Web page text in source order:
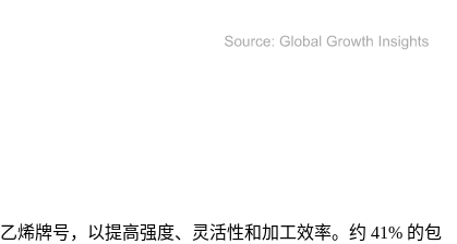
烯牌号，以提高强度、灵活性和加工效率。约 41% 的包